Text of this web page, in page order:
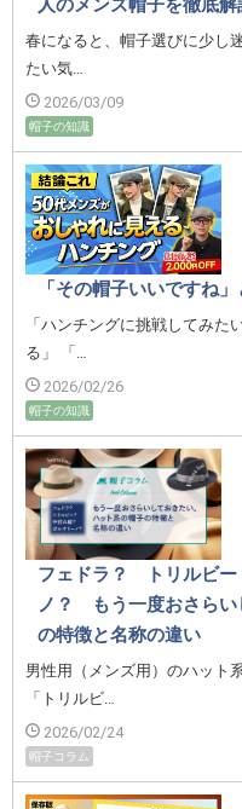
人のメンズ帽子を徹底解
春になると、帽子選びに少し
たい気…
2026/03/09
帽子の知識
「その帽子いいですね
「ハンチングに挑戦してみた
る」 「…
2026/02/26
帽子の知識
フェドラ？ トリルビ
ノ？ もう一度おさらい
の特徴と名称の違い
男性用（メンズ用）のハット
「トリルビ…
2026/02/24
帽子コラム